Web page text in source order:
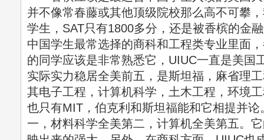
并不像常春藤或其他顶级院校那么高不可攀
学生，SAT只有1800多分，还是被香槟的金
中国学生最常选择的商科和工程类专业里面
的同学应该是非常熟悉它，UIUC一直是美国
实际实力稳居全美前五，是斯坦福，麻省理
其电子工程，计算机科学，土木工程，环境
也只有MIT，伯克利和斯坦福能和它相提并
一，材料科学全美第二，计算机全美第五。